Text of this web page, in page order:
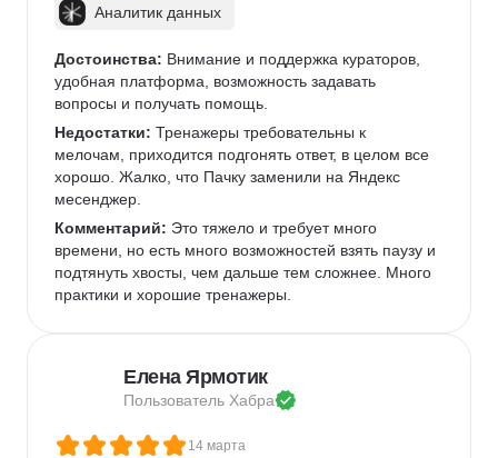
Аналитик данных
Достоинства: Внимание и поддержка кураторов,
удобная платформа, возможность задавать
вопросы и получать помощь.
Недостатки: Тренажеры требовательны к
мелочам, приходится подгонять ответ, в целом все
хорошо. Жалко, что Пачку заменили на Яндекс
месенджер.
Комментарий: Это тяжело и требует много
времени, но есть много возможностей взять паузу и
подтянуть хвосты, чем дальше тем сложнее. Много
практики и хорошие тренажеры.
Елена Ярмотик
Пользователь Хабра
14 марта